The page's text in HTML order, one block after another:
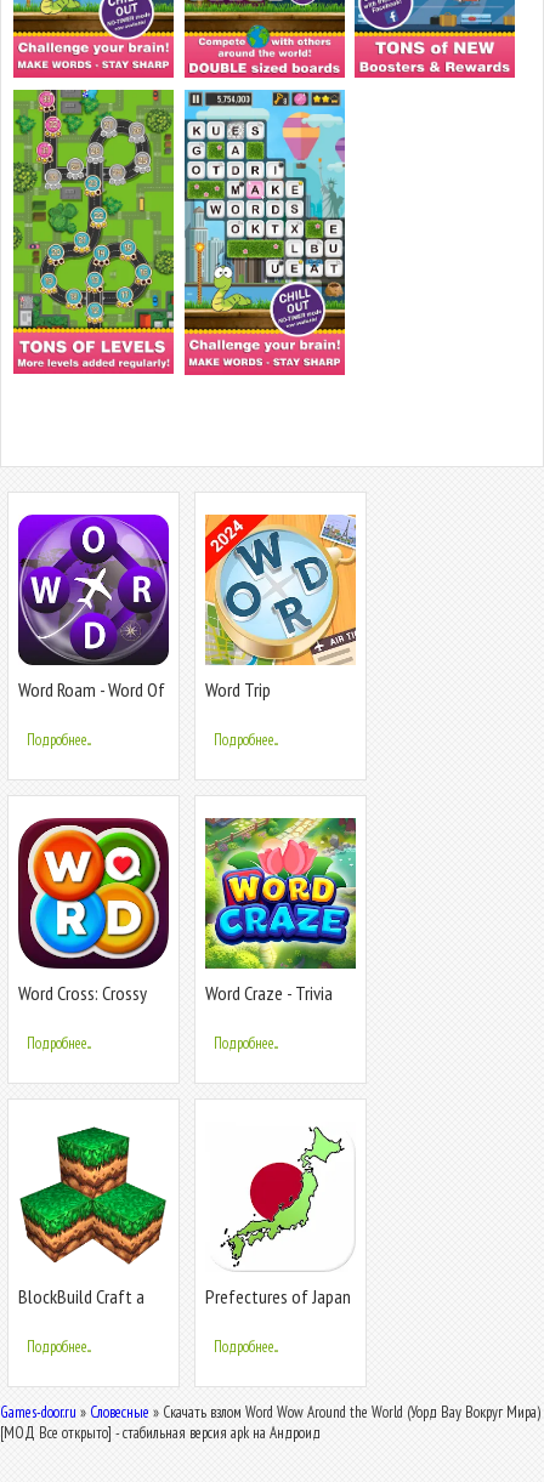
Word Roam - Word Of
Подробнее...
Word Trip
Подробнее...
Word Cross: Crossy
Подробнее...
Word Craze - Trivia
Подробнее...
BlockBuild Craft a
Подробнее...
Prefectures of Japan
Подробнее...
Games-door.ru » Словесные » Скачать взлом Word Wow Around the World (Уорд Вау Вокруг Мира)
[МОД Все открыто] - стабильная версия apk на Андроид